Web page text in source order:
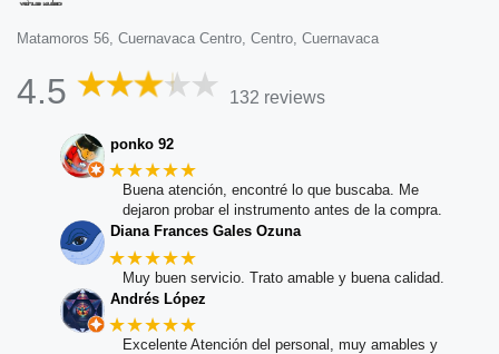
Matamoros 56, Cuernavaca Centro, Centro, Cuernavaca
4.5 132 reviews
ponko 92
★★★★★
Buena atención, encontré lo que buscaba. Me
dejaron probar el instrumento antes de la compra.
Diana Frances Gales Ozuna
★★★★★
Muy buen servicio. Trato amable y buena calidad.
Andrés López
★★★★★
Excelente Atención del personal, muy amables y